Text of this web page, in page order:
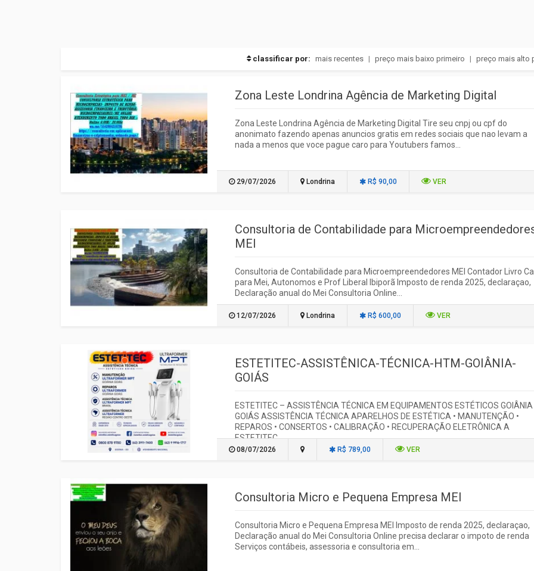
classificar por: mais recentes | preço mais baixo primeiro | preço mais alto
Zona Leste Londrina Agência de Marketing Digital
Zona Leste Londrina Agência de Marketing Digital Tire seu cnpj ou cpf do
anonimato fazendo apenas anuncios gratis em redes sociais que nao levam a
nada a menos que voce pague caro para Youtubers famos...
29/07/2026 Londrina R$ 90,00 VER
Consultoria de Contabilidade para
MEI
Consultoria de Contabilidade para Microempreendedores MEI Contador Livro
para Mei, Autonomos e Prof Liberal Ibiporã Imposto de renda 2025, declaraçao,
Declaração anual do Mei Consultoria Online...
12/07/2026 Londrina R$ 600,00 VER
ESTETITEC-ASSISTÊNICA-TÉCNICA-HTM-GOIÂNIA-
GOIÁS
ESTETITEC – ASSISTÊNCIA TÉCNICA EM EQUIPAMENTOS ESTÉTICOS
GOIÁS ASSISTÊNCIA TÉCNICA APARELHOS DE ESTÉTICA • MANUTENÇÃO •
REPAROS • CONSERTOS • CALIBRAÇÃO • RECUPERAÇÃO ELETRÔNICA A
ESTETITEC...
08/07/2026 R$ 789,00 VER
Consultoria Micro e Pequena Empresa MEI
Consultoria Micro e Pequena Empresa MEI Imposto de renda 2025, declaraçao,
Declaração anual do Mei Consultoria Online precisa declarar o impoto de renda
Serviços contábeis, assessoria e consultoria em...